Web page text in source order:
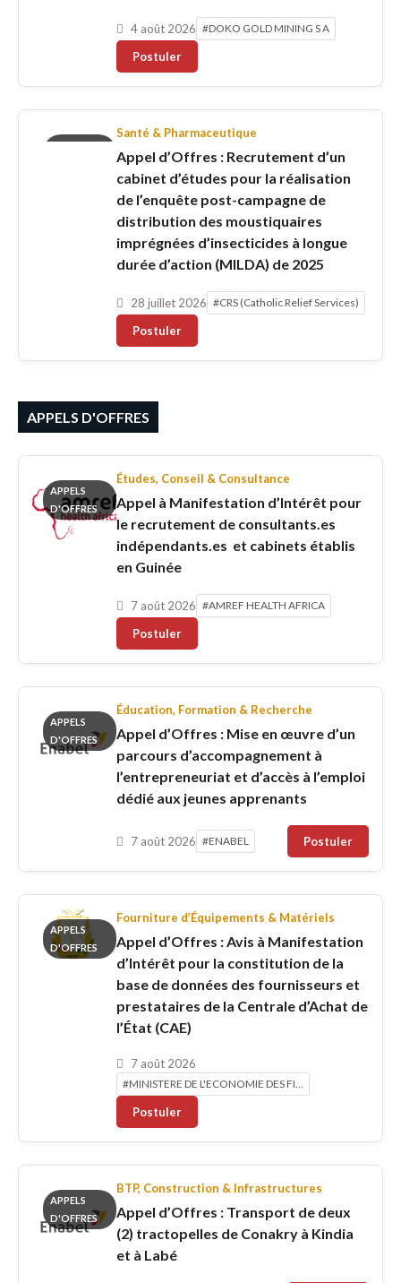
4 août 2026 #DOKO GOLD MINING S A
Postuler
OFFRES
Santé & Pharmaceutique
Appel d’Offres : Recrutement d’un
cabinet d’études pour la réalisation
de l’enquête post-campagne de
distribution des moustiquaires
imprégnées d’insecticides à longue
durée d’action (MILDA) de 2025
28 juillet 2026 #CRS (Catholic Relief Services)
Postuler
APPELS D'OFFRES
APPELS
D'OFFRES
Études, Conseil & Consultance
Appel à Manifestation d’Intérêt pour
le recrutement de consultants.es
indépendants.es et cabinets établis
en Guinée
7 août 2026 #AMREF HEALTH AFRICA
Postuler
APPELS
D'OFFRES
Éducation, Formation & Recherche
Appel d’Offres : Mise en œuvre d’un
parcours d’accompagnement à
l’entrepreneuriat et d’accès à l’emploi
dédié aux jeunes apprenants
7 août 2026 #ENABEL Postuler
APPELS
D'OFFRES
Fourniture d’Équipements & Matériels
Appel d’Offres : Avis à Manifestation
d’Intérêt pour la constitution de la
base de données des fournisseurs et
prestataires de la Centrale d’Achat de
l’État (CAE)
7 août 2026
#MINISTERE DE L'ECONOMIE DES FI...
Postuler
APPELS
D'OFFRES
BTP, Construction & Infrastructures
Appel d’Offres : Transport de deux
(2) tractopelles de Conakry à Kindia
et à Labé